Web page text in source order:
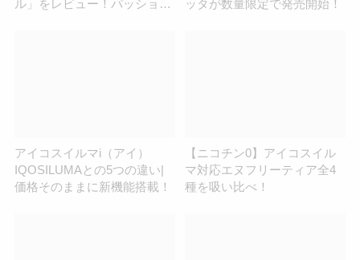
ル」をレビュー！パッション
ッタが数量限定で発売開始！
アイコスイルマi（アイ）
IQOSILUMAとの5つの違い|
価格そのままに新機能搭載！
【ニコチン0】アイコスイル
マ対応エヌフリーティア全4
種を吸い比べ！